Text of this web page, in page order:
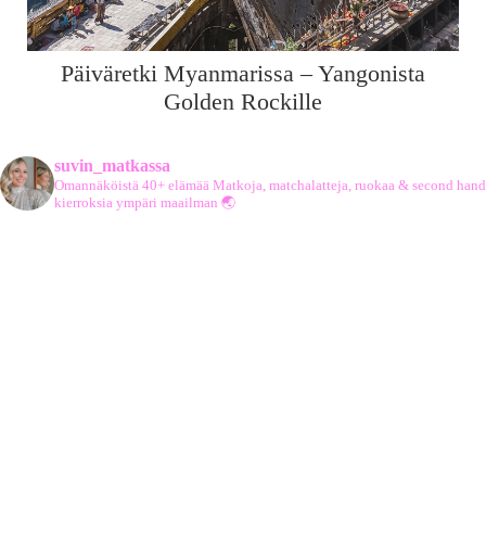
Päiväretki Myanmarissa – Yangonista
Golden Rockille
suvin_matkassa
Omannäköistä 40+ elämää Matkoja, matchalatteja, ruokaa & second hand
kierroksia ympäri maailman 🌏